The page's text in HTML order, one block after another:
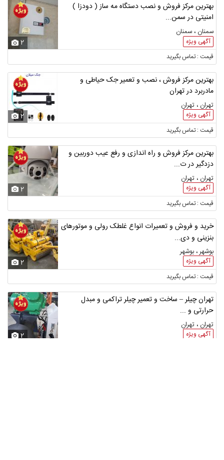
بهترین مرکز فروش و نصب دستگاه مه ساز ( دودزا )
امنیتی در سمن...
سمنان ، سمنان
آگهی ویژه 2
قیمت : تماس بگیرید
بهترین مرکز فروش ، نصب و تعمیر جک حیاطی و
مادربرد در تهران
تهران ، تهران
آگهی ویژه 2
قیمت : تماس بگیرید
بهترین مرکز فروش و راه اندازی و رفع عیب دوربین و
دزدگیر در ت...
تهران ، تهران
آگهی ویژه 2
قیمت : تماس بگیرید
خرید و فروش و تعمیرات انواع غلطک رولی و موتورهای
بنزینی و دی...
بوشهر ، بوشهر
آگهی ویژه 2
قیمت : تماس بگیرید
تهران چیلر – ساخت و تعمیر چیلر تراکمی و مبدل
حرارتی و ...
تهران ، تهران
آگهی ویژه 2